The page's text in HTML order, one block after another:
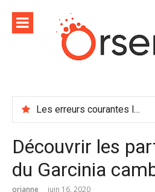
contenu
Les erreurs courantes lors de l’utilisation d’un broyeur forestier et comment les éviter
Découvrir les
du Garcinia
orianne juin 16, 2020